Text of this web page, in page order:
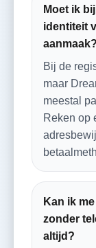
Moet ik
identiteit
aanmaak?
Bij de
maar
meestal
Reken op
Kan ik
zonder
altijd?